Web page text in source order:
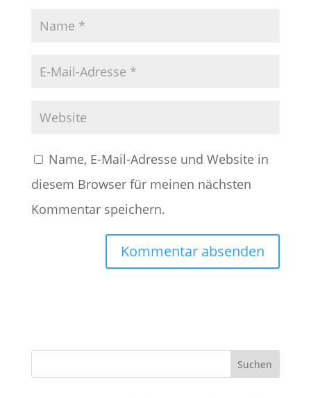
Name, E-Mail-Adresse und Website in
diesem Browser für meinen nächsten
Kommentar speichern.
e
r
Suchen